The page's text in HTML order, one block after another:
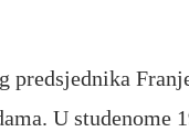
predsjednika
U studenome